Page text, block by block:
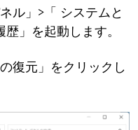
ル」>「 システムと
」を起動します。
復元」をクリックし